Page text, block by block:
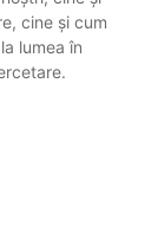
cine și cum
lumea în